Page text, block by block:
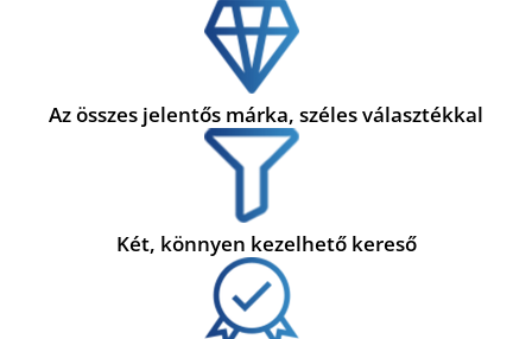
Az összes jelentős márka, széles választékkal
Két, könnyen kezelhető kereső